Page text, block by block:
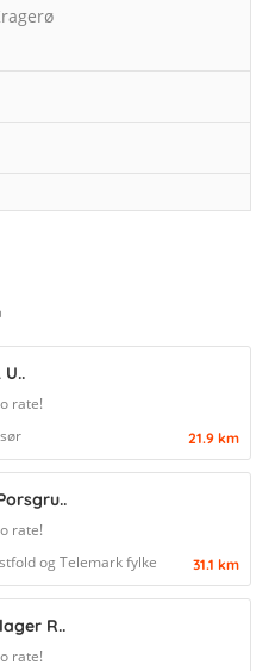
rate!
21.9 km
rate!
og Telemark fylke 31.1 km
R..
rate!